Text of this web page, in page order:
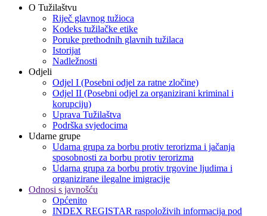
O Tužilaštvu
Riječ glavnog tužioca
Kodeks tužilačke etike
Poruke prethodnih glavnih tužilaca
Istorijat
Nadležnosti
Odjeli
Odjel I (Posebni odjel za ratne zločine)
Odjel II (Posebni odjel za organizirani kriminal i
korupciju)
Uprava Tužilaštva
Podrška svjedocima
Udarne grupe
Udarna grupa za borbu protiv terorizma i jačanja
sposobnosti za borbu protiv terorizma
Udarna grupa za borbu protiv trgovine ljudima i
organizirane ilegalne imigracije
Odnosi s javnošću
Općenito
INDEX REGISTAR raspoloživih informacija pod